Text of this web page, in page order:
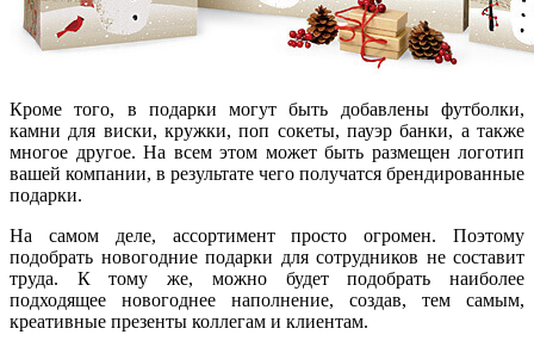
Кроме того, в подарки могут быть добавлены футболки,
камни для виски, кружки, поп сокеты, пауэр банки, а также
многое другое. На всем этом может быть размещен логотип
вашей компании, в результате чего получатся брендированные
подарки.
На самом деле, ассортимент просто огромен. Поэтому
подобрать новогодние подарки для сотрудников не составит
труда. К тому же, можно будет подобрать наиболее
подходящее новогоднее наполнение, создав, тем самым,
креативные презенты коллегам и клиентам.